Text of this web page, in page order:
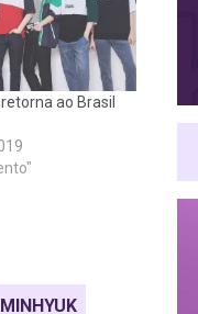
ao Brasil
MINHYUK